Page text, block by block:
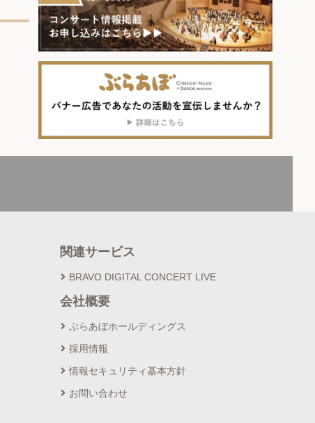
関連サービス
BRAVO DIGITAL CONCERT LIVE
会社概要
ぶらあぼホールディングス
採用情報
情報セキュリティ基本方針
お問い合わせ